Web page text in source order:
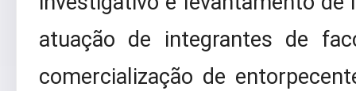
atuação de integrantes de
comercialização de